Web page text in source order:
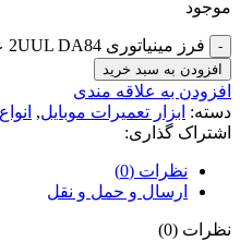
موجود
فرز مینیاتوری 2UUL DA84 عدد
افزودن به سبد خرید
افزودن به علاقه مندی
دسته: ابزار تعمیرات موبایل,
اشتراک گذاری:
نظرات (0)
ارسال و حمل و نقل
نظرات (0)